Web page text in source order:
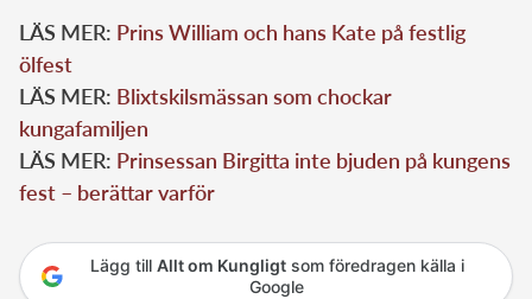
LÄS MER: Prins William och hans Kate på festlig
ölfest
LÄS MER: Blixtskilsmässan som chockar
kungafamiljen
LÄS MER: Prinsessan Birgitta inte bjuden på kungens
fest – berättar varför
Lägg till Allt om Kungligtsom föredragen källa i
Google